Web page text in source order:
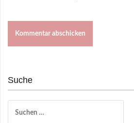
Suche
nach: